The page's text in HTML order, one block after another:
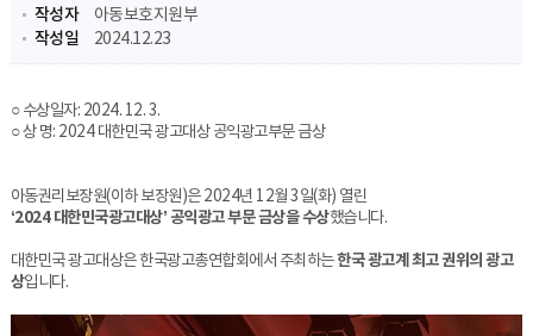
작성자 아동보호지원부
작성일 2024.12.23
○ 수상일자: 2024. 12. 3.
○상 명: 2024 대한민국 광고대상 공익광고부문 금상
아동권리보장원(이하 보장원)은 2024년 12월 3일(화) 열린
‘2024 대한민국광고대상’ 공익광고 부문 금상을 수상했습니다.
대한민국 광고대상은 한국광고총연합회에서 주최하는한국 광고계 최고 권위의 광고
상입니다.